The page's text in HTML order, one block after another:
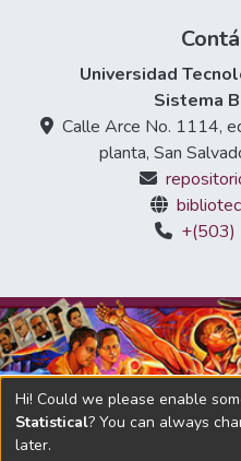
del "juego"
encolerizada
Universidad
Sistema
Calle Arce No. 1114,
planta, San
Hi! Could we please enable
Statistical? You can always
later.